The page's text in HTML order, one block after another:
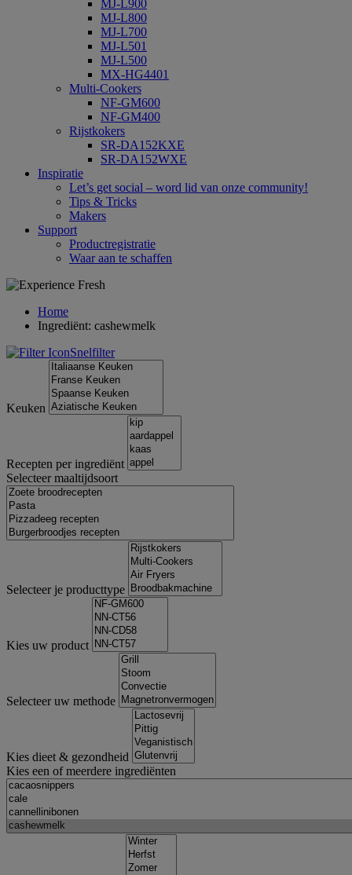
MJ-L900
MJ-L800
MJ-L700
MJ-L501
MJ-L500
MX-HG4401
Multi-Cookers
NF-GM600
NF-GM400
Rijstkokers
SR-DA152KXE
SR-DA152WXE
Inspiratie
Let’s get social – word lid van onze community!
Tips & Tricks
Makers
Support
Productregistratie
Waar aan te schaffen
Home
Ingrediënt: cashewmelk
Snelfilter
Keuken
Recepten per ingrediënt
Selecteer maaltijdsoort
Selecteer je producttype
Kies uw product
Selecteer uw methode
Kies dieet & gezondheid
Kies een of meerdere ingrediënten